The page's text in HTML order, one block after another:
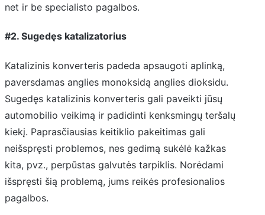
net ir be specialisto pagalbos.
#2. Sugedęs katalizatorius
Katalizinis konverteris padeda apsaugoti aplinką,
paversdamas anglies monoksidą anglies dioksidu.
Sugedęs katalizinis konverteris gali paveikti jūsų
automobilio veikimą ir padidinti kenksmingų teršalų
kiekį. Paprasčiausias keitiklio pakeitimas gali
neišspręsti problemos, nes gedimą sukėlė kažkas
kita, pvz., perpūstas galvutės tarpiklis. Norėdami
išspręsti šią problemą, jums reikės profesionalios
pagalbos.